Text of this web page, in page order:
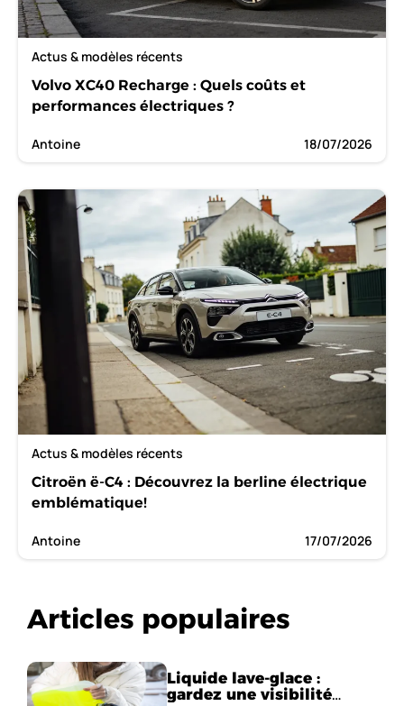
Actus & modèles récents
Volvo XC40 Recharge : Quels coûts et
performances électriques ?
Antoine 18/07/2026
Actus & modèles récents
Citroën ë-C4 : Découvrez la berline électrique
emblématique!
Antoine 17/07/2026
Articles populaires
Liquide lave-glace :
gardez une visibilité